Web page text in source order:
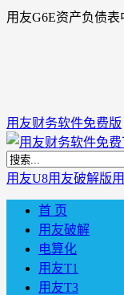
用友G6E资产负债
用友财务软件免费版
用友U8用友破解版
首 页
用友破解
电算化
用友T1
用友T3